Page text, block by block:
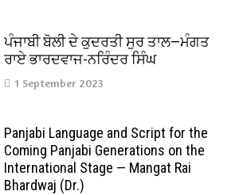
ਪੰਜਾਬੀ ਬੋਲੀ ਦੇ ਕੁਦਰਤੀ ਸੁਰ ਤਾਲ—ਮੰਗਤ
ਰਾਏ ਭਾਰਦਵਾਜ-ਨਰਿੰਦਰ ਸਿੰਘ
1 September 2023
Panjabi Language and Script for the
Coming Panjabi Generations on the
International Stage — Mangat Rai
Bhardwaj (Dr.)